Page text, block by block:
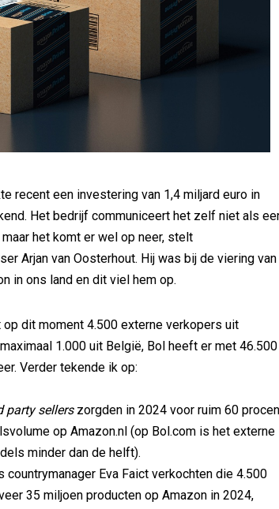
recent een investering van 1,4 miljard euro in
Het bedrijf communiceert het zelf niet als
maar het komt er wel op neer, stelt
Arjan van Oosterhout. Hij was bij de viering van
in ons land en dit viel hem op.
dit moment 4.500 externe verkopers uit
1.000 uit België, Bol heeft er met 46.500
Verder tekende ik op:
party sellerszorgden in 2024 voor ruim 60
op Amazon.nl (op Bol.com is het externe
minder dan de helft).
Eva Faict verkochten die 4.500
35 miljoen producten op Amazon in 2024,